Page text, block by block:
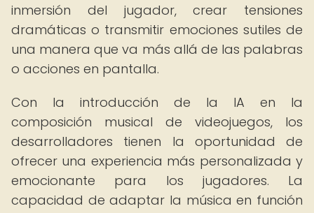
inmersión del jugador, crear tensiones
dramáticas o transmitir emociones sutiles de
una manera que va más allá de las palabras
o acciones en pantalla.
Con la introducción de la IA en la
composición musical de videojuegos, los
desarrolladores tienen la oportunidad de
ofrecer una experiencia más personalizada y
emocionante para los jugadores. La
capacidad de adaptar la música en función